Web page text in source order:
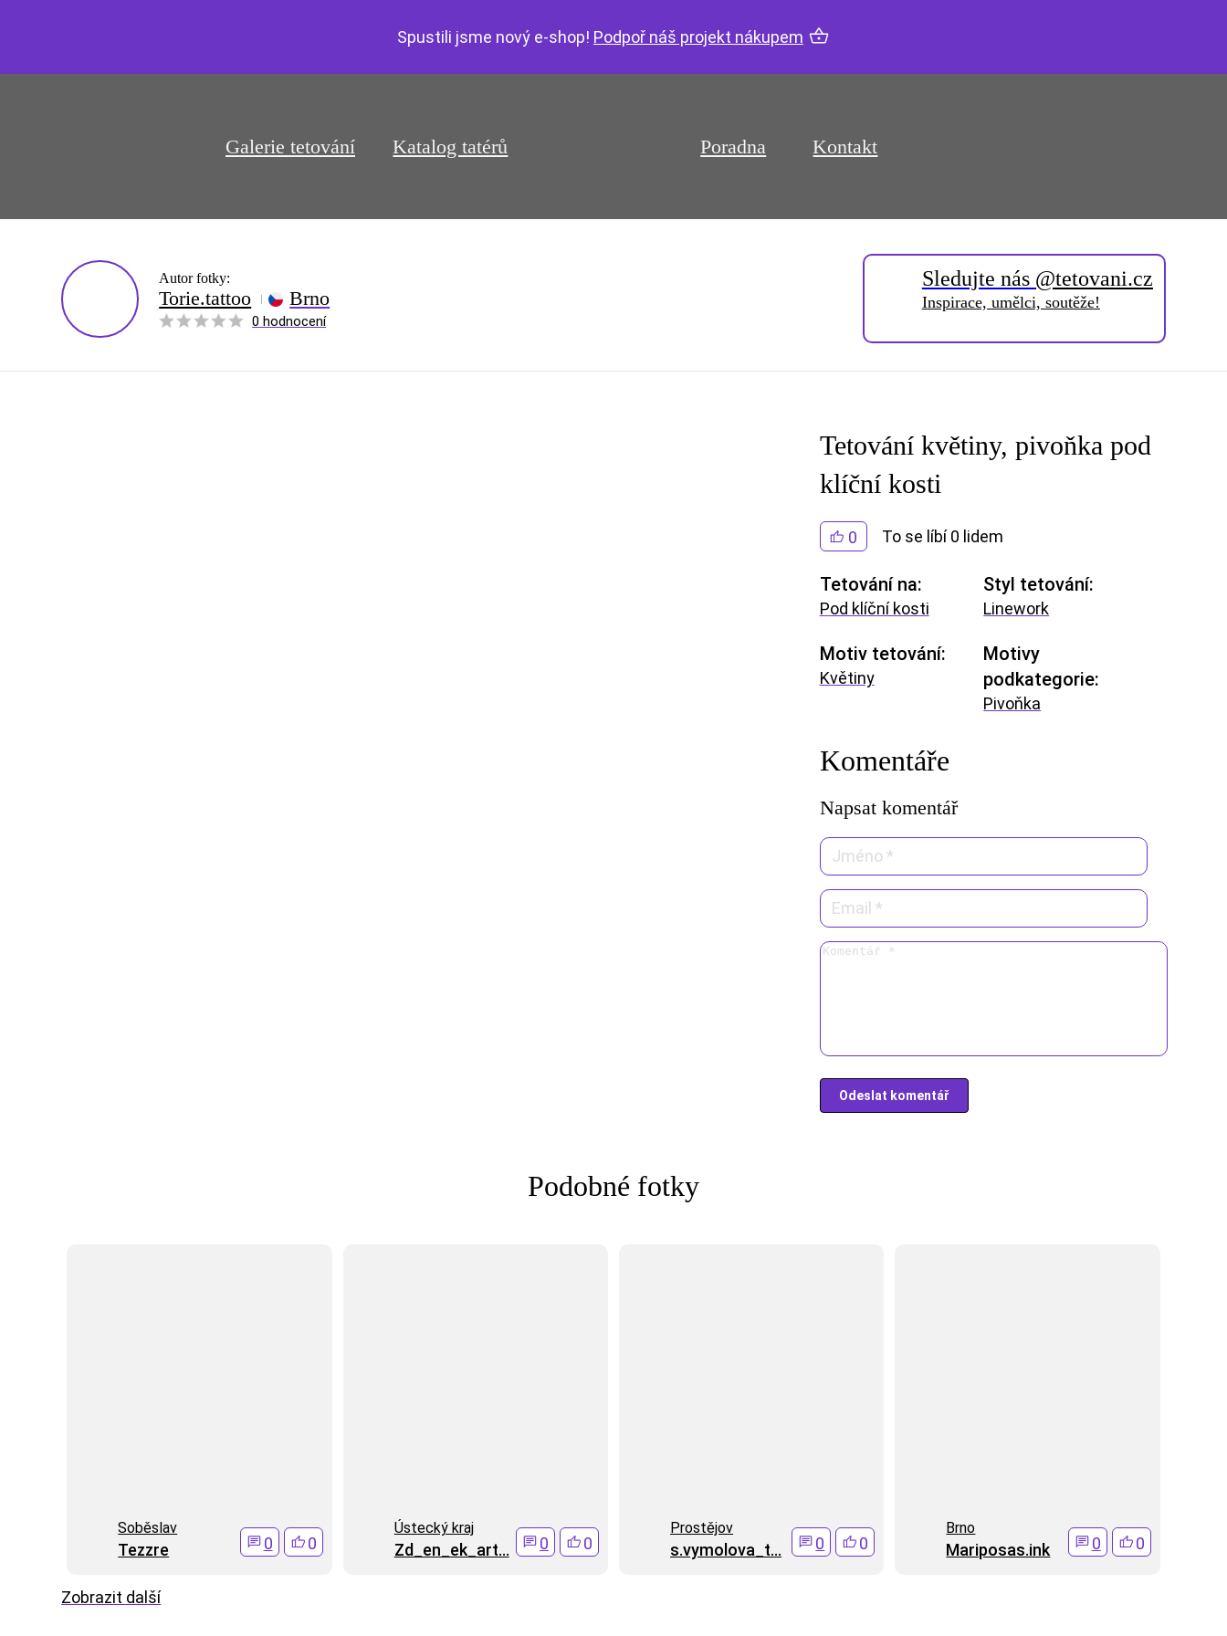
Spustili jsme nový e-shop! Podpoř náš projekt nákupem
Galerie tetování Katalog tatérů Poradna Kontakt
Autor fotky:
Torie.tattoo Brno
0 hodnocení
Sledujte nás @tetovani.cz
Inspirace, umělci, soutěže!
Tetování květiny, pivoňka pod
klíční kosti
0 To se líbí 0 lidem
Tetování na:
Pod klíční kosti
Motiv tetování:
Květiny
Styl tetování:
Linework
Motivy
podkategorie:
Pivoňka
Komentáře
Napsat komentář
Podobné fotky
Soběslav
Tezzre 0 0
Ústecký kraj
Zd_en_ek_art... 0 0
Prostějov
s.vymolova_t... 0 0
Brno
Mariposas.ink 0 0
Zobrazit další